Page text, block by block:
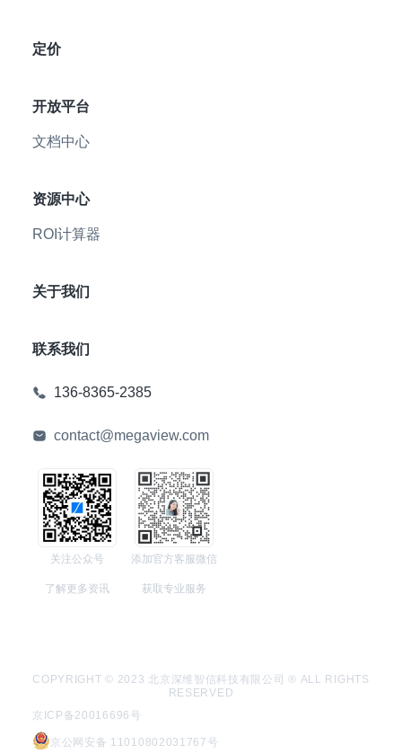
定价
开放平台
文档中心
资源中心
ROI计算器
关于我们
联系我们
136-8365-2385
contact@megaview.com
关注公众号
了解更多资讯
添加官方客服微信
获取专业服务
COPYRIGHT © 2023 北京深维智信科技有限公司 ® ALL RIGHTS
RESERVED
京ICP备20016696号
京公网安备 11010802031767号